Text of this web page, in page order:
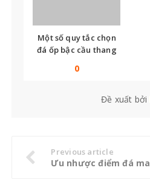
Một số quy tắc chọn
đá ốp bậc cầu thang
0
Đề xuất bởi
Previous article